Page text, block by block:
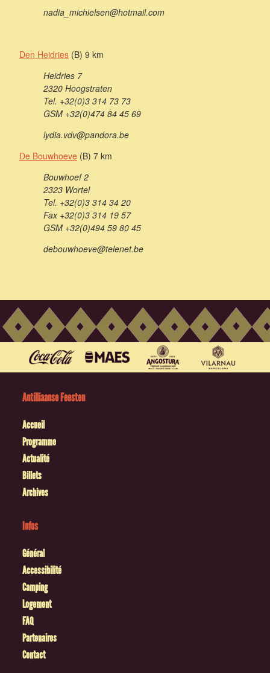
nadia_michielsen@hotmail.com
Den Heidries (B) 9 km
Heidries 7
2320 Hoogstraten
Tel. +32(0)3 314 73 73
GSM +32(0)474 84 45 69
lydia.vdv@pandora.be
De Bouwhoeve (B) 7 km
Bouwhoef 2
2323 Wortel
Tel. +32(0)3 314 34 20
Fax +32(0)3 314 19 57
GSM +32(0)494 59 80 45
debouwhoeve@telenet.be
Antilliaanse Feesten
Accueil
Programme
Actualité
Billets
Archives
Infos
Général
Accessibilité
Camping
Logement
FAQ
Partenaires
Contact